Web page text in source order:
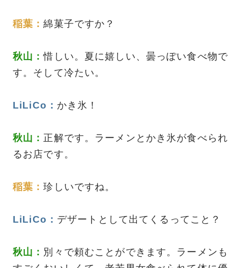
稲葉：綿菓子ですか？
秋山：惜しい。夏に嬉しい、曇っぽい食べ物で
す。そして冷たい。
LiLiCo： かき氷！
秋山： 正解です。ラーメンとかき氷が食べられ
るお店です。
稲葉：珍しいですね。
LiLiCo： デザートとして出てくるってこと？
秋山： 別々で頼むことができます。ラーメンも